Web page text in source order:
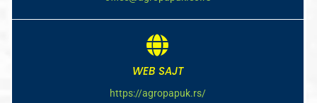
WEB SAJT
https://agropapuk.rs/